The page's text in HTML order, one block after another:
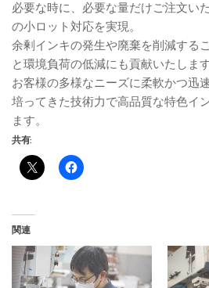
必要な時に、必要な量だけご注文い
の小ロット対応を実現。
余剰インキの発生や廃棄を削減する
と環境負荷の低減にも貢献いたします
お客様の多様なニーズに柔軟かつ迅
培ってきた技術力で高品質な特色イ
ます。
共有:
関連